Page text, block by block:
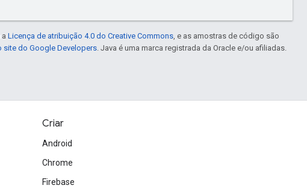
Licença de atribuição 4.0 do Creative Commons , e as amostras de código são
site do Google Developers . Java é uma marca registrada da Oracle e/ou afiliadas.
Criar
Android
Chrome
Firebase